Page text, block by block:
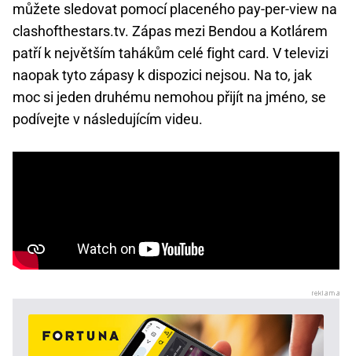
můžete sledovat pomocí placeného pay-per-view na
clashofthestars.tv. Zápas mezi Bendou a Kotlárem
patří k největším tahákům celé fight card. V televizi
naopak tyto zápasy k dispozici nejsou. Na to, jak
moc si jeden druhému nemohou přijít na jméno, se
podívejte v následujícím videu.